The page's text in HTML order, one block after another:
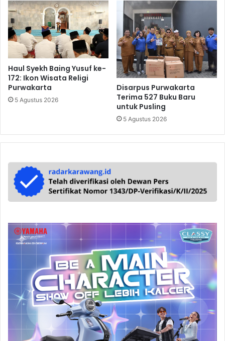
Haul Syekh Baing Yusuf ke-
172: Ikon Wisata Religi
Purwakarta
5 Agustus 2026
Disarpus Purwakarta
Terima 527 Buku Baru
untuk Pusling
5 Agustus 2026